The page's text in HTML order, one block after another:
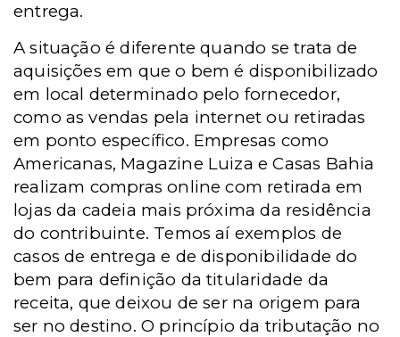
entrega.
A situação é diferente quando se trata de
aquisições em que o bem é disponibilizado
em local determinado pelo fornecedor,
como as vendas pela internet ou retiradas
em ponto específico. Empresas como
Americanas, Magazine Luiza e Casas Bahia
realizam compras online com retirada em
lojas da cadeia mais próxima da residência
do contribuinte. Temos aí exemplos de
casos de entrega e de disponibilidade do
bem para definição da titularidade da
receita, que deixou de ser na origem para
ser no destino. O princípio da tributação no